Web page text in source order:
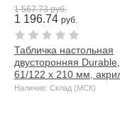
1 567.73 руб.
1 196.74 руб.
Табличка настольная
двусторонняя Durable,
61/122 x 210 мм,
Наличие: Склад (МСК)